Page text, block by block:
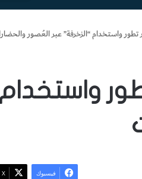
واستخدام “الزخرفة” عبر العُصور
واستخدام
فيسبوك ‫X